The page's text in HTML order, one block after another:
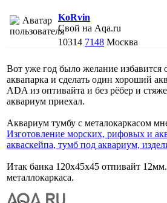
KoRvin
Свой на Aqa.ru
10314 7148 Москва
Вот уже год было желание избавится
аквапарка и сделать один хороший
ADA из оптивайта и без рёбер и
аквариум приехал.
Аквариум тумбу с металокаркасом
Изготовление морских, рифовых и
акваскейпа, тумб под аквариум,
Итак банка 120х45х45 отпивайт
металлокаркаса.